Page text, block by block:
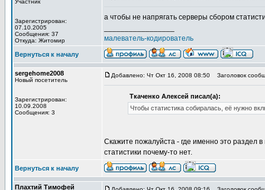
Участник
Зарегистрирован:
07.10.2005
Сообщения: 37
Откуда: Житомир
а чтобы не напрягать серверы сбором
малеватель-кодирователь
Вернуться к началу
sergehome2008
Новый посетитель
Зарегистрирован:
10.09.2008
Сообщения: 3
Добавлено: Чт Окт 16, 2008 08:50 Заголовок
Ткаченко Алексей писал(а):
Чтобы статистика собиралась, её нужно
Скажите пожалуйста - где именно это раздел
статистики почему-то нет.
Вернуться к началу
Плахтий Тимофей